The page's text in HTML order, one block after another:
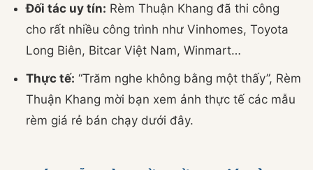
Đối tác uy tín: Rèm Thuận Khang đã thi công
cho rất nhiều công trình như Vinhomes, Toyota
Long Biên, Bitcar Việt Nam, Winmart…
Thực tế: “Trăm nghe không bằng một thấy”, Rèm
Thuận Khang mời bạn xem ảnh thực tế các mẫu
rèm giá rẻ bán chạy dưới đây.